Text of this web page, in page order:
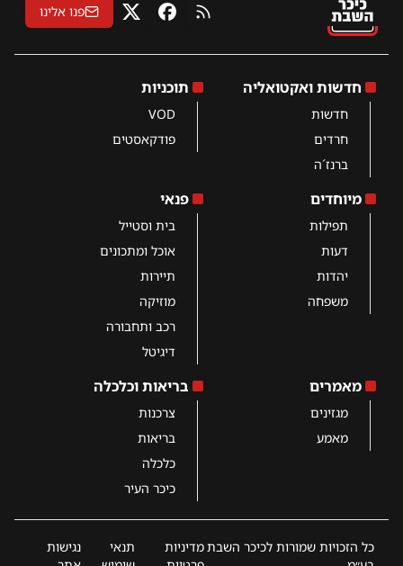
RSS פייסבוקX פנו אלינו
חדשות ואקטואליה
חדשות
חרדים
ברנז´ה
תוכניות
VOD
פודקאסטים
מיוחדים
תפילות
דעות
יהדות
משפחה
פנאי
בית וסטייל
אוכל ומתכונים
תיירות
מוזיקה
רכב ותחבורה
דיגיטל
מאמרים
מגזינים
מאמע
בריאות וכלכלה
צרכנות
בריאות
כלכלה
כיכר העיר
כל הזכויות שמורות לכיכר השבתמדיניות
תנאי
נגישות